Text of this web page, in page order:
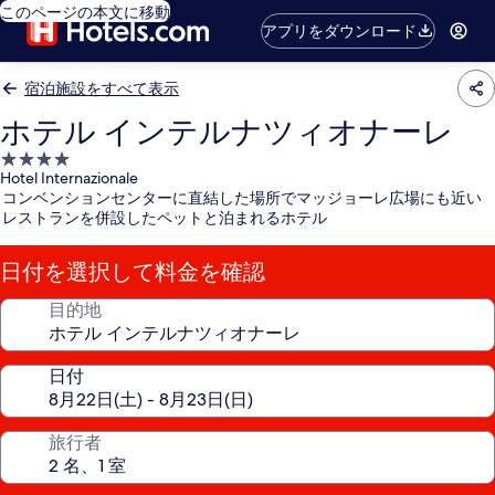
このページの本文に移動
アプリをダウンロード
宿泊施設をすべて表示
ホテル インテルナツィオナーレ
4.0
つ
星
泊
施
設
Hotel Internazionale
コンベンションセンターに直結した場所でマッジョーレ広場にも近い
レストランを併設したペットと泊まれるホテル
日付を選択して料金を確認
目的地
日付
旅行者